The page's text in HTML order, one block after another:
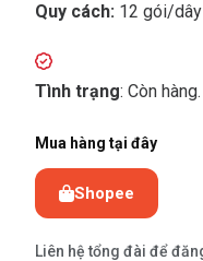
Quy cách: 12 gói/dây
Tình trạng: Còn hàng.
Mua hàng tại đây
Shopee
Liên hệ tổng đài để